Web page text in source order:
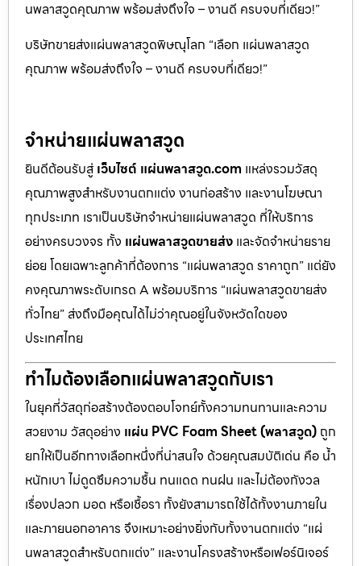
นพลาสวูดคุณภาพ พร้อมส่งถึงใจ – งานดี ครบจบที่เดียว!”
บริษัทขายส่งแผ่นพลาสวูดพิษณุโลก “เลือก แผ่นพลาสวูด
คุณภาพ พร้อมส่งถึงใจ – งานดี ครบจบที่เดียว!”
จำหน่ายแผ่นพลาสวูด
ยินดีต้อนรับสู่ เว็บไซต์ แผ่นพลาสวูด.com แหล่งรวมวัสดุ
คุณภาพสูงสำหรับงานตกแต่ง งานก่อสร้าง และงานโฆษณา
ทุกประเภท เราเป็นบริษัทจำหน่ายแผ่นพลาสวูด ที่ให้บริการ
อย่างครบวงจร ทั้ง แผ่นพลาสวูดขายส่ง และจัดจำหน่ายราย
ย่อย โดยเฉพาะลูกค้าที่ต้องการ “แผ่นพลาสวูด ราคาถูก” แต่ยัง
คงคุณภาพระดับเกรด A พร้อมบริการ “แผ่นพลาสวูดขายส่ง
ทั่วไทย” ส่งถึงมือคุณได้ไม่ว่าคุณอยู่ในจังหวัดใดของ
ประเทศไทย
ทำไมต้องเลือกแผ่นพลาสวูดกับเรา
ในยุคที่วัสดุก่อสร้างต้องตอบโจทย์ทั้งความทนทานและความ
สวยงาม วัสดุอย่าง แผ่น PVC Foam Sheet (พลาสวูด) ถูก
ยกให้เป็นอีกทางเลือกหนึ่งที่น่าสนใจ ด้วยคุณสมบัติเด่น คือ น้ำ
หนักเบา ไม่ดูดซึมความชื้น ทนแดด ทนฝน และไม่ต้องกังวล
เรื่องปลวก มอด หรือเชื้อรา ทั้งยังสามารถใช้ได้ทั้งงานภายใน
และภายนอกอาคาร จึงเหมาะอย่างยิ่งกับทั้งงานตกแต่ง “แผ่
นพลาสวูดสำหรับตกแต่ง” และงานโครงสร้างหรือเฟอร์นิเจอร์